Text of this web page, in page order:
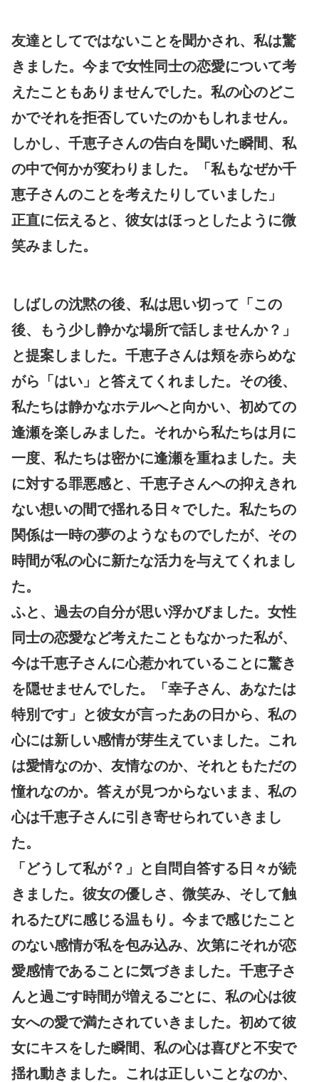
友達としてではないことを聞かされ、私は驚
きました。今まで女性同士の恋愛について考
えたこともありませんでした。私の心のどこ
かでそれを拒否していたのかもしれません。
しかし、千恵子さんの告白を聞いた瞬間、私
の中で何かが変わりました。「私もなぜか千
恵子さんのことを考えたりしていました」
正直に伝えると、彼女はほっとしたように微
笑みました。
しばしの沈黙の後、私は思い切って「この
後、もう少し静かな場所で話しませんか？」
と提案しました。千恵子さんは頬を赤らめな
がら「はい」と答えてくれました。その後、
私たちは静かなホテルへと向かい、初めての
逢瀬を楽しみました。それから私たちは月に
一度、私たちは密かに逢瀬を重ねました。夫
に対する罪悪感と、千恵子さんへの抑えきれ
ない想いの間で揺れる日々でした。私たちの
関係は一時の夢のようなものでしたが、その
時間が私の心に新たな活力を与えてくれまし
た。
ふと、過去の自分が思い浮かびました。女性
同士の恋愛など考えたこともなかった私が、
今は千恵子さんに心惹かれていることに驚き
を隠せませんでした。「幸子さん、あなたは
特別です」と彼女が言ったあの日から、私の
心には新しい感情が芽生えていました。これ
は愛情なのか、友情なのか、それともただの
憧れなのか。答えが見つからないまま、私の
心は千恵子さんに引き寄せられていきまし
た。
「どうして私が？」と自問自答する日々が続
きました。彼女の優しさ、微笑み、そして触
れるたびに感じる温もり。今まで感じたこと
のない感情が私を包み込み、次第にそれが恋
愛感情であることに気づきました。千恵子さ
んと過ごす時間が増えるごとに、私の心は彼
女への愛で満たされていきました。初めて彼
女にキスをした瞬間、私の心は喜びと不安で
揺れ動きました。これは正しいことなのか、